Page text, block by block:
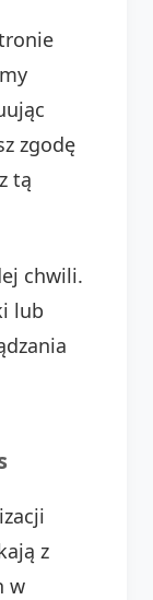
zgodę
tą
chwili.
lub
z
w